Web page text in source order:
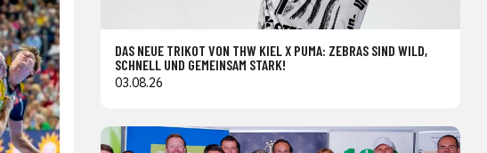
DAS NEUE TRIKOT VON THW KIEL X PUMA: ZEBRAS SIND WILD,
SCHNELL UND GEMEINSAM STARK!
03.08.26